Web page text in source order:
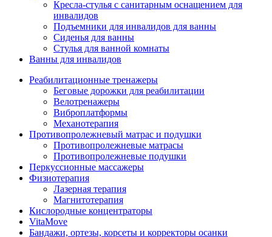
Кресла-стулья с санитарным оснащением для
инвалидов
Подъемники для инвалидов для ванны
Сиденья для ванны
Стулья для ванной комнаты
Ванны для инвалидов
Реабилитационные тренажеры
Беговые дорожки для реабилитации
Велотренажеры
Виброплатформы
Механотерапия
Противопролежневый матрас и подушки
Противопролежневые матрасы
Противопролежневые подушки
Перкуссионные массажеры
Физиотерапия
Лазерная терапия
Магнитотерапия
Кислородные концентраторы
VitaMove
Бандажи, ортезы, корсеты и корректоры осанки